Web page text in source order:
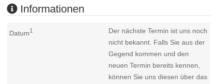
Informationen
Datum1
Der nächste Termin ist uns noch
nicht bekannt. Falls Sie aus der
Gegend kommen und den
neuen Termin bereits kennen,
können Sie uns diesen über das